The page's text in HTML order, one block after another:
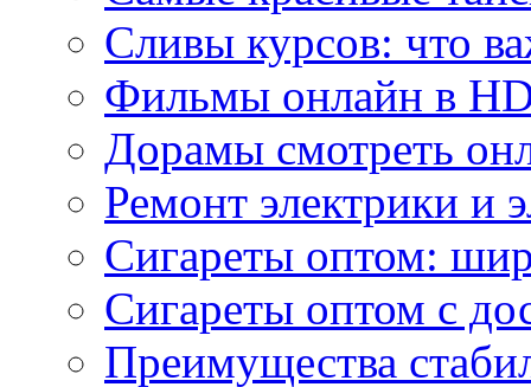
Сливы курсов: что
Фильмы онлайн в
Дорамы смотреть
Ремонт электрики и
Сигареты оптом:
Сигареты оптом с
Преимущества